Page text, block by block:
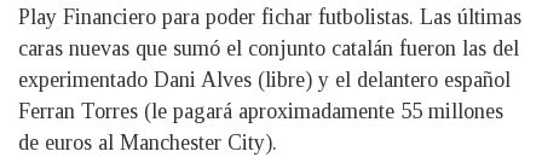
Play Financiero para poder fichar futbolistas. Las últimas
caras nuevas que sumó el conjunto catalán fueron las del
experimentado Dani Alves (libre) y el delantero español
Ferran Torres (le pagará aproximadamente 55 millones
de euros al Manchester City).